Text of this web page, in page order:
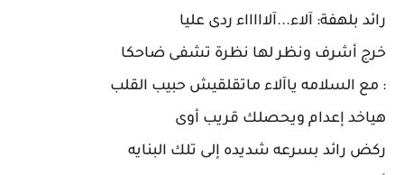
رائد بلهفة: آلاء...آلاااااء ردى عليا
خرج أشرف ونظر لها نظرة تشفى ضاحكا
: مع السلامه ياآلاء ماتقلقيش حبيب القلب
هياخد إعدام ويحصلك قريب أوى
ركض رائد بسرعه شديده إلى تلك البنايه